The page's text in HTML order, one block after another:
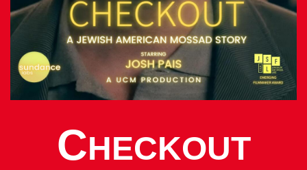
CHECKOUT